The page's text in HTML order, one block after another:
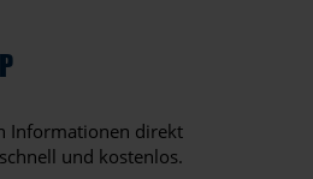
Informationen direkt
und kostenlos.